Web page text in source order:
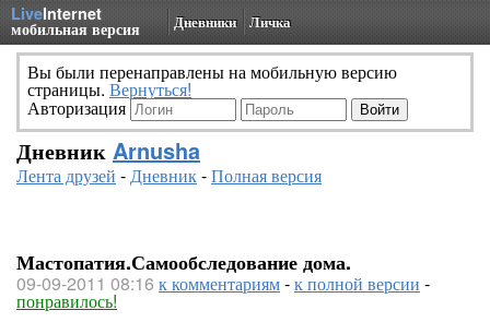
LiveInternet
мобильная версия Дневники Личка
Вы были перенаправлены на мобильную версию
страницы. Вернуться!
Авторизация
Дневник Arnusha
Лента друзей -Дневник-Полная версия
Мастопатия.Самообследование дома.
09-09-2011 08:16 к комментариям-к полной версии -
понравилось!